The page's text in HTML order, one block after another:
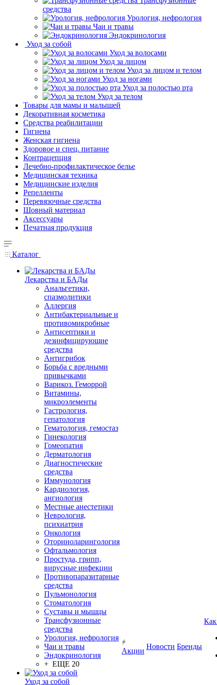
средства
Урология, нефрология
Чаи и травы
Эндокринология
Уход за собой
Уход за волосами
Уход за лицом
Уход за лицом и телом
Уход за ногами
Уход за полостью рта
Уход за телом
Товары для мамы и малышей
Декоративная косметика
Средства реабилитации
Гигиена
Женская гигиена
Здоровое и спец. питание
Контрацепция
Лечебно-профилактическое белье
Медицинская техника
Медицинские изделия
Репелленты
Перевязочные средства
Шовный материал
Аксессуары
Печатная продукция
Каталог
Лекарства и БАДы
Анальгетики,
спазмолитики
Аллергия
Антибактериальные и
противомикробные
Антисептики и
дезинфицирующие
средства
Антигрибок
Борьба с вредными
привычками
Варикоз. Геморрой
Витамины,
микроэлементы
Гастрология,
гепатология
Гематология, гемостаз
Гинекология
Гомеопатия
Дерматология
Диагностические
средства
Иммунология
Кардиология,
ангиология
Местные анестетики
Неврология,
психиатрия
Онкология
Оториноларингология
Офтальмология
Простуда, грипп,
вирусные инфекции
Противопаразитарные
средства
Пульмонология
Стоматология
Суставы и мышцы
Трансфузионные
средства
Урология, нефрология
Чаи и травы
Эндокринология
+ ЕЩЕ 20
Уход за собой
Акции
Новости Бренды